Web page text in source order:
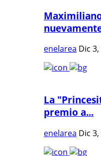
enelarea Dic
La
premio a...
enelarea Dic